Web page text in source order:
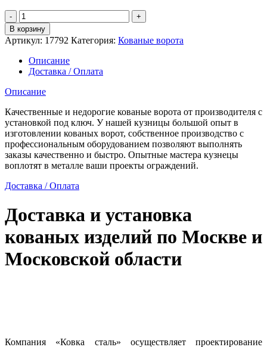
Количество
товара
Кованые
ворота
для
загородного
участка
В корзину
Артикул: 17792 Категория: Кованые ворота
Описание
Доставка / Оплата
Описание
Качественные и недорогие кованые ворота от производителя с
установкой под ключ. У нашей кузницы большой опыт в
изготовлении кованых ворот, собственное производство с
профессиональным оборудованием позволяют выполнять
заказы качественно и быстро. Опытные мастера кузнецы
воплотят в металле ваши проекты ограждений.
Доставка / Оплата
Доставка и установка
кованых изделий по Москве и
Московской области
Компания «Ковка сталь» осуществляет проектирование